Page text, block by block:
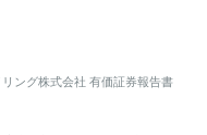
ング株式会社 有価証券報告書